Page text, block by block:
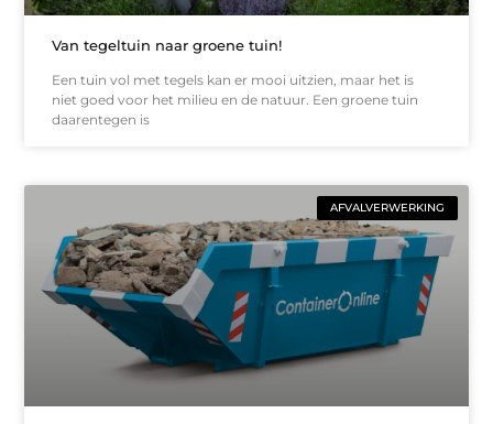
Van tegeltuin naar groene tuin!
Een tuin vol met tegels kan er mooi uitzien, maar het is
niet goed voor het milieu en de natuur. Een groene tuin
daarentegen is
AFVALVERWERKING